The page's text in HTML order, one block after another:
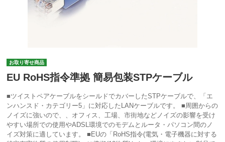
お取り寄せ商品
EU RoHS指令準拠 簡易包装STPケーブル
■ツイストペアケーブルをシールドでカバーしたSTPケーブルで、「エ
ンハンスド・カテゴリー5」に対応したLANケーブルです。 ■周囲からの
ノイズに強いので、、オフィス、工場、市街地などノイズの影響を受け
やすい場所での使用やADSL環境でのモデムとルータ・パソコン間のノ
イズ対策に適しています。 ■EUの「RoHS指令(電気・電子機器に対する